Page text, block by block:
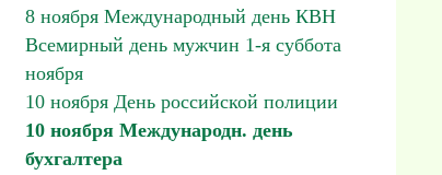
8 ноября Международный день КВН
Всемирный день мужчин 1-я суббота
ноября
10 ноября День российской полиции
10 ноября Международн. день
бухгалтера